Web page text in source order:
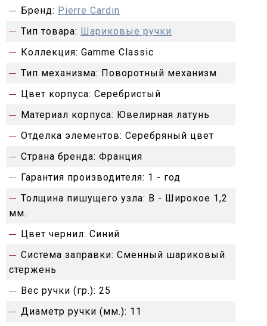
Бренд: Pierre Cardin
Тип товара: Шариковые ручки
Коллекция: Gamme Classic
Тип механизма: Поворотный механизм
Цвет корпуса: Серебристый
Материал корпуса: Ювелирная латунь
Отделка элементов: Серебряный цвет
Страна бренда: Франция
Гарантия производителя: 1 - год
Толщина пишущего узла: B - Широкое 1,2
мм.
Цвет чернил: Синий
Система заправки: Сменный шариковый
стержень
Вес ручки (гр.): 25
Диаметр ручки (мм.): 11